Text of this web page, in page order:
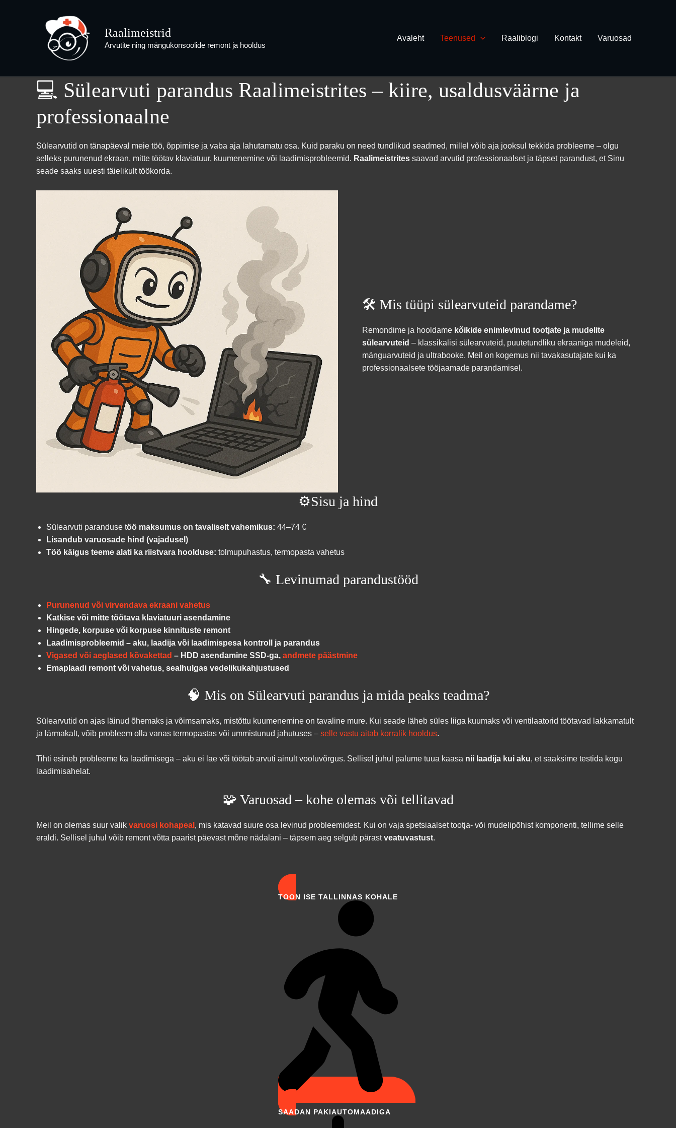
Raalimeistrid
Arvutite ning mängukonsoolide remont ja hooldus
Avaleht Teenused Raaliblogi Kontakt Varuosad
💻 Sülearvuti parandus Raalimeistrites – kiire, usaldusväärne ja
professionaalne
Sülearvutid on tänapäeval meie töö, õppimise ja vaba aja lahutamatu osa. Kuid paraku on need tundlikud seadmed, millel võib aja jooksul tekkida probleeme – olgu
selleks purunenud ekraan, mitte töötav klaviatuur, kuumenemine või laadimisprobleemid. Raalimeistrites saavad arvutid professionaalset ja täpset parandust, et Sinu
seade saaks uuesti täielikult töökorda.
🛠️ Mis tüüpi sülearvuteid parandame?
Remondime ja hooldame kõikide enimlevinud tootjate ja mudelite
sülearvuteid – klassikalisi sülearvuteid, puutetundliku ekraaniga mudeleid,
mänguarvuteid ja ultrabooke. Meil on kogemus nii tavakasutajate kui ka
professionaalsete tööjaamade parandamisel.
⚙️Sisu ja hind
Sülearvuti paranduse töö maksumus on tavaliselt vahemikus: 44–74 €
Lisandub varuosade hind (vajadusel)
Töö käigus teeme alati ka riistvara hoolduse: tolmupuhastus, termopasta vahetus
🔧 Levinumad parandustööd
Purunenud või virvendava ekraani vahetus
Katkise või mitte töötava klaviatuuri asendamine
Hingede, korpuse või korpuse kinnituste remont
Laadimisprobleemid – aku, laadija või laadimispesa kontroll ja parandus
Vigased või aeglased kõvakettad – HDD asendamine SSD-ga, andmete päästmine
Emaplaadi remont või vahetus, sealhulgas vedelikukahjustused
🧠 Mis on Sülearvuti parandus ja mida peaks teadma?
Sülearvutid on ajas läinud õhemaks ja võimsamaks, mistõttu kuumenemine on tavaline mure. Kui seade läheb süles liiga kuumaks või ventilaatorid töötavad lakkamatult
ja lärmakalt, võib probleem olla vanas termopastas või ummistunud jahutuses – selle vastu aitab korralik hooldus.
Tihti esineb probleeme ka laadimisega – aku ei lae või töötab arvuti ainult vooluvõrgus. Sellisel juhul palume tuua kaasa nii laadija kui aku, et saaksime testida kogu
laadimisahelat.
🧩 Varuosad – kohe olemas või tellitavad
Meil on olemas suur valik varuosi kohapeal , mis katavad suure osa levinud probleemidest. Kui on vaja spetsiaalset tootja- või mudelipõhist komponenti, tellime selle
eraldi. Sellisel juhul võib remont võtta paarist päevast mõne nädalani – täpsem aeg selgub pärastveatuvastust.
TOON ISE TALLINNAS KOHALE
SAADAN PAKIAUTOMAADIGA